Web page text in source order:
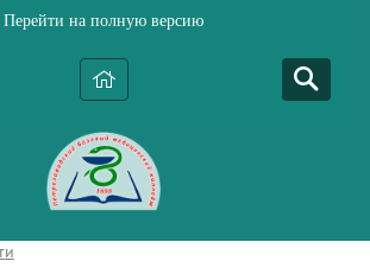
Перейти на полную версию